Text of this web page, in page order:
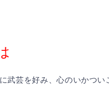
武芸を好み、心のいかつい